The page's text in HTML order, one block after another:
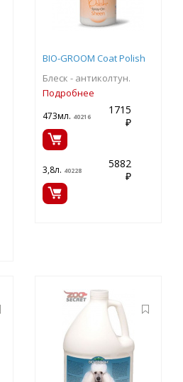
BIO-GROOM Coat Polish
Блеск - антиколтун.
Подробнее
473мл. 40216
1715
₽
3,8л. 40228
5882
₽